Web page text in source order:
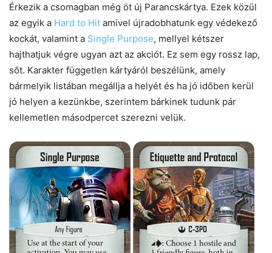
Érkezik a csomagban még öt új Parancskártya. Ezek közül
az egyik a Hard to Hit amivel újradobhatunk egy védekező
kockát, valamint a Single Purpose, mellyel kétszer
hajthatjuk végre ugyan azt az akciót. Ez sem egy rossz lap,
sőt. Karakter független kártyáról beszélünk, amely
bármelyik listában megállja a helyét és ha jó időben kerül
jó helyen a kezünkbe, szerintem bárkinek tudunk pár
kellemetlen másodpercet szerezni velük.